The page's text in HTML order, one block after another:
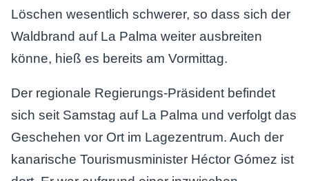
Löschen wesentlich schwerer, so dass sich der
Waldbrand auf La Palma weiter ausbreiten
könne, hieß es bereits am Vormittag.
Der regionale Regierungs-Präsident befindet
sich seit Samstag auf La Palma und verfolgt das
Geschehen vor Ort im Lagezentrum. Auch der
kanarische Tourismusminister Héctor Gómez ist